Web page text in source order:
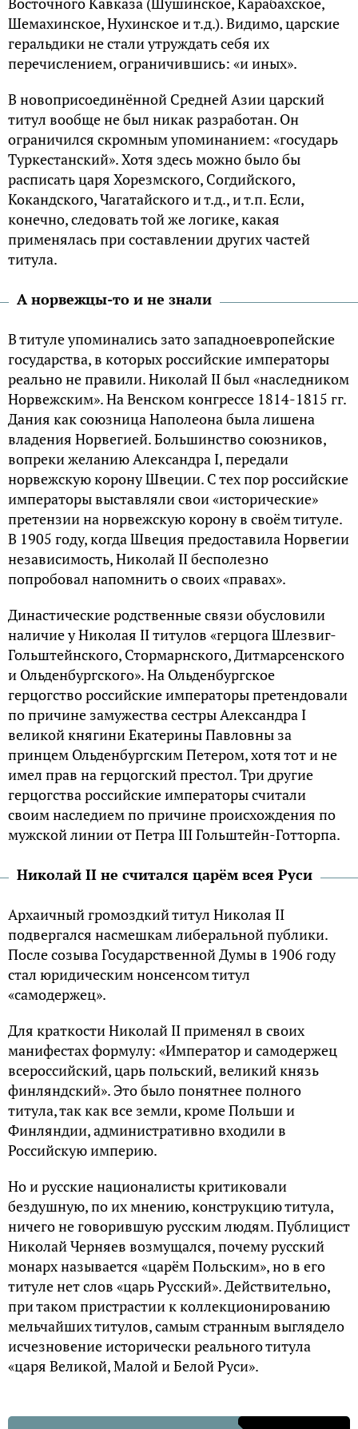
Шемахинское, Нухинское и т.д.). Видимо, царские
геральдики не стали утруждать себя их
перечислением, ограничившись: «и иных».
В новоприсоединённой Средней Азии царский
титул вообще не был никак разработан. Он
ограничился скромным упоминанием: «государь
Туркестанский». Хотя здесь можно было бы
расписать царя Хорезмского, Согдийского,
Кокандского, Чагатайского и т.д., и т.п. Если,
конечно, следовать той же логике, какая
применялась при составлении других частей
титула.
А норвежцы-то и не знали
В титуле упоминались зато западноевропейские
государства, в которых российские императоры
реально не правили. Николай II был «наследником
Норвежским». На Венском конгрессе 1814-1815 гг.
Дания как союзница Наполеона была лишена
владения Норвегией. Большинство союзников,
вопреки желанию Александра I, передали
норвежскую корону Швеции. С тех пор российские
императоры выставляли свои «исторические»
претензии на норвежскую корону в своём титуле.
В 1905 году, когда Швеция предоставила Норвегии
независимость, Николай II бесполезно
попробовал напомнить о своих «правах».
Династические родственные связи обусловили
наличие у Николая II титулов «герцога Шлезвиг-
Гольштейнского, Стормарнского, Дитмарсенского
и Ольденбургского». На Ольденбургское
герцогство российские императоры претендовали
по причине замужества сестры Александра I
великой княгини Екатерины Павловны за
принцем Ольденбургским Петером, хотя тот и не
имел прав на герцогский престол. Три другие
герцогства российские императоры считали
своим наследием по причине происхождения по
мужской линии от Петра III Гольштейн-Готторпа.
Николай II не считался царём всея Руси
Архаичный громоздкий титул Николая II
подвергался насмешкам либеральной публики.
После созыва Государственной Думы в 1906 году
стал юридическим нонсенсом титул
«самодержец».
Для краткости Николай II применял в своих
манифестах формулу: «Император и самодержец
всероссийский, царь польский, великий князь
финляндский». Это было понятнее полного
титула, так как все земли, кроме Польши и
Финляндии, административно входили в
Российскую империю.
Но и русские националисты критиковали
бездушную, по их мнению, конструкцию титула,
ничего не говорившую русским людям. Публицист
Николай Черняев возмущался, почему русский
монарх называется «царём Польским», но в его
титуле нет слов «царь Русский». Действительно,
при таком пристрастии к коллекционированию
мельчайших титулов, самым странным выглядело
исчезновение исторически реального титула
«царя Великой, Малой и Белой Руси».